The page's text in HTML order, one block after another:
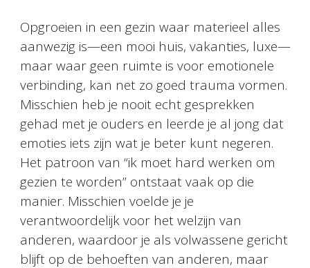
Opgroeien in een gezin waar materieel alles
aanwezig is—een mooi huis, vakanties, luxe—
maar waar geen ruimte is voor emotionele
verbinding, kan net zo goed trauma vormen.
Misschien heb je nooit echt gesprekken
gehad met je ouders en leerde je al jong dat
emoties iets zijn wat je beter kunt negeren.
Het patroon van “ik moet hard werken om
gezien te worden” ontstaat vaak op die
manier. Misschien voelde je je
verantwoordelijk voor het welzijn van
anderen, waardoor je als volwassene gericht
blijft op de behoeften van anderen, maar